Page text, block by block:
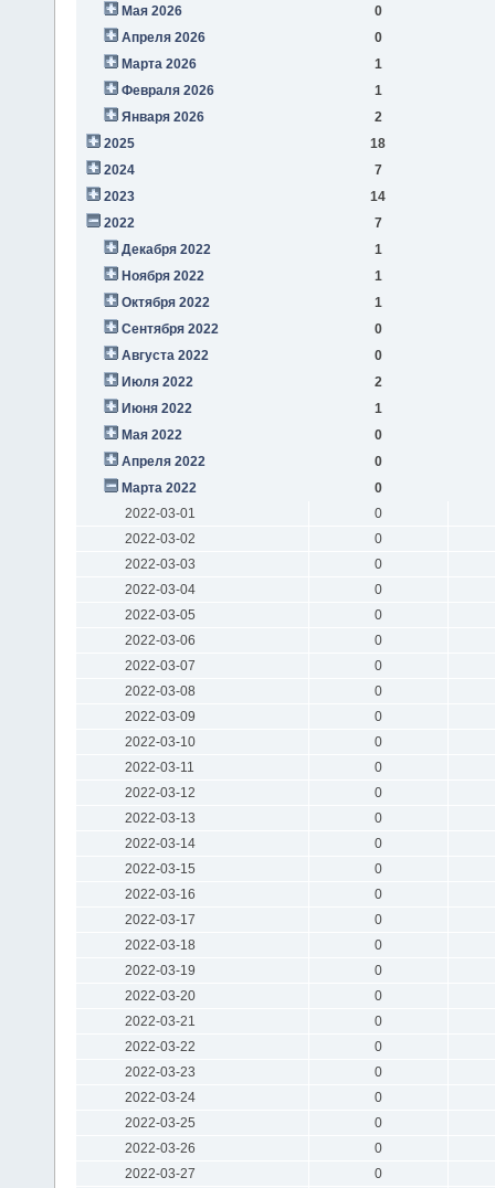
Мая 2026
0
Апреля 2026
0
Марта 2026
1
Февраля 2026
1
Января 2026
2
2025
18
2024
7
2023
14
2022
7
Декабря 2022
1
Ноября 2022
1
Октября 2022
1
Сентября 2022
0
Августа 2022
0
Июля 2022
2
Июня 2022
1
Мая 2022
0
Апреля 2022
0
Марта 2022
0
2022-03-01
0
2022-03-02
0
2022-03-03
0
2022-03-04
0
2022-03-05
0
2022-03-06
0
2022-03-07
0
2022-03-08
0
2022-03-09
0
2022-03-10
0
2022-03-11
0
2022-03-12
0
2022-03-13
0
2022-03-14
0
2022-03-15
0
2022-03-16
0
2022-03-17
0
2022-03-18
0
2022-03-19
0
2022-03-20
0
2022-03-21
0
2022-03-22
0
2022-03-23
0
2022-03-24
0
2022-03-25
0
2022-03-26
0
2022-03-27
0